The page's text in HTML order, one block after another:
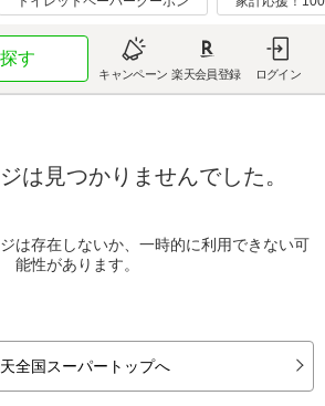
す
キャンペーン 楽天会員登録 ログイン
は見つかりませんでした。
は存在しないか、一時的に利用できない可
能性があります。
全国スーパートップへ